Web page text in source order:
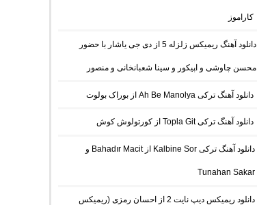
کاراموز
دانلود آهنگ ریمیکس زلزله 5 از دی جی یاشار با حضور
محسن چاوشی و اپیکور و سینا شعبانخانی و منصور
دانلود آهنگ ترکی Ah Be Manolya از بوراک بولوت
دانلود آهنگ ترکی Topla Git از کورتولوش کوش
دانلود آهنگ ترکی Kalbine Sor از Bahadır Macit و
Tunahan Sakar
دانلود ریمیکس دیپ نایت 2 از احسان رمزی (ریمیکس